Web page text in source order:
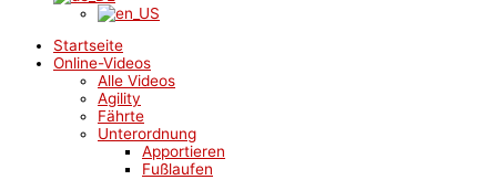
Startseite
Online-Videos
Alle Videos
Agility
Fährte
Unterordnung
Apportieren
Fußlaufen